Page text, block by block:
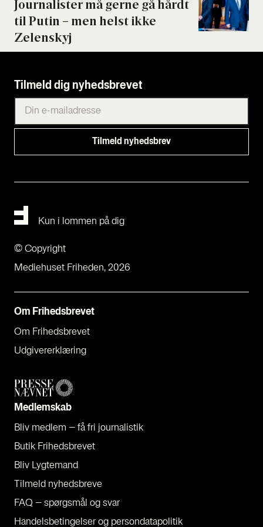
Jour­na­li­ster må ger­ne gå hårdt
til Putin – men helst ikke
Zelen­skyj
Tilmeld dig nyhedsbrevet
Om Fri­heds­bre­vet
Om Fri­heds­bre­vet
Udgi­ve­rer­klæ­ring
Med­lem­skab
Bliv med­lem – få fri jour­na­li­stik
Butik Fri­heds­bre­vet
Bliv Lyg­te­mand
Til­meld nyheds­bre­ve
FAQ – spørgs­mål og svar
Han­dels­be­tin­gel­ser og per­son­da­ta­po­li­tik
Kun i lommen på dig
Mediehuset Friheden, 2026
© Copyright